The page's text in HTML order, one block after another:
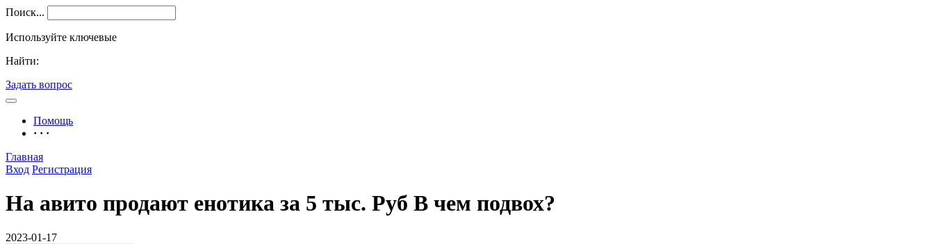
Поиск...
Используйте ключевые
Найти:
Задать вопрос
Помощь
· · ·
Главная
Вход Регистрация
На авито продают енотика за 5 тыс. Руб В чем подвох?
2023-01-17